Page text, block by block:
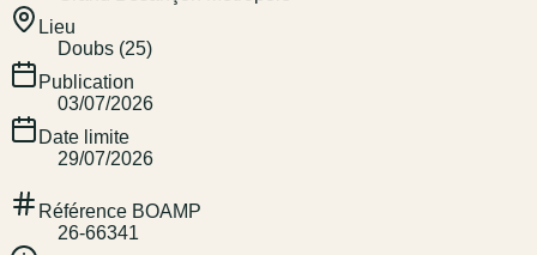
Lieu
Doubs (25)
Publication
03/07/2026
Date limite
29/07/2026
Référence BOAMP
26-66341